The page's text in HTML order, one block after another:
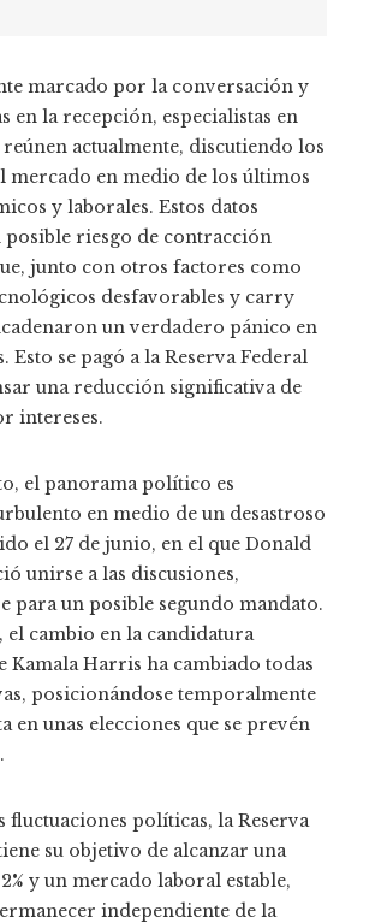
marcado por la conversación y
en la recepción, especialistas en
actualmente, discutiendo los
mercado en medio de los últimos
y laborales. Estos datos
riesgo de contracción
junto con otros factores como
desfavorables y carry
un verdadero pánico en
Esto se pagó a la Reserva Federal
una reducción significativa de
intereses.
el panorama político es
en medio de un desastroso
el 27 de junio, en el que Donald
unirse a las discusiones,
para un posible segundo mandato.
el cambio en la candidatura
Kamala Harris ha cambiado todas
posicionándose temporalmente
en unas elecciones que se prevén
fluctuaciones políticas, la Reserva
su objetivo de alcanzar una
y un mercado laboral estable,
independiente de la